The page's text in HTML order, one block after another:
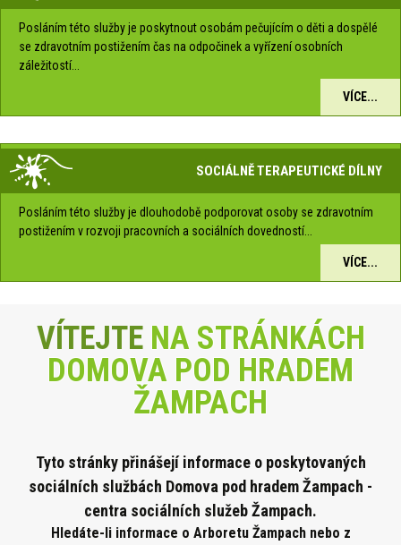
Posláním této služby je poskytnout osobám pečujícím o děti a dospělé
se zdravotním postižením čas na odpočinek a vyřízení osobních
záležitostí...
VÍCE...
SOCIÁLNĚ TERAPEUTICKÉ DÍLNY
Posláním této služby je dlouhodobě podporovat osoby se zdravotním
postižením v rozvoji pracovních a sociálních dovedností...
VÍCE...
VÍTEJTENA STRÁNKÁCH
DOMOVA POD HRADEM
ŽAMPACH
Tyto stránky přinášejí informace o poskytovaných
sociálních službách Domova pod hradem Žampach -
centra sociálních služeb Žampach.
Hledáte-li informace o Arboretu Žampach nebo z